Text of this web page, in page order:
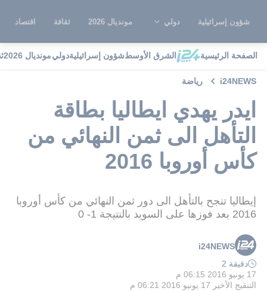
شؤون إسرائيلية دولي مونديال 2026 ثقافة اقتصاد
الصفحة الرئيسية الشرق الأوسطشؤون إسرائيليةدوليمونديال 2026
i24NEWS رياضة
ايدر يهدي ايطاليا بطاقة
التأهل الى ثمن النهائي من
كأس أوروبا 2016
إيطاليا تنجح بالتأهل الى دور ثمن النهائي من كأس أوروبا
2016 بعد فوزها على السويد بالنتيجة 1- 0
i24NEWS
دقيقة 2
17 يونيو 2016 06:15 م
التنقيح الأخير 17 يونيو 2016 06:21 م